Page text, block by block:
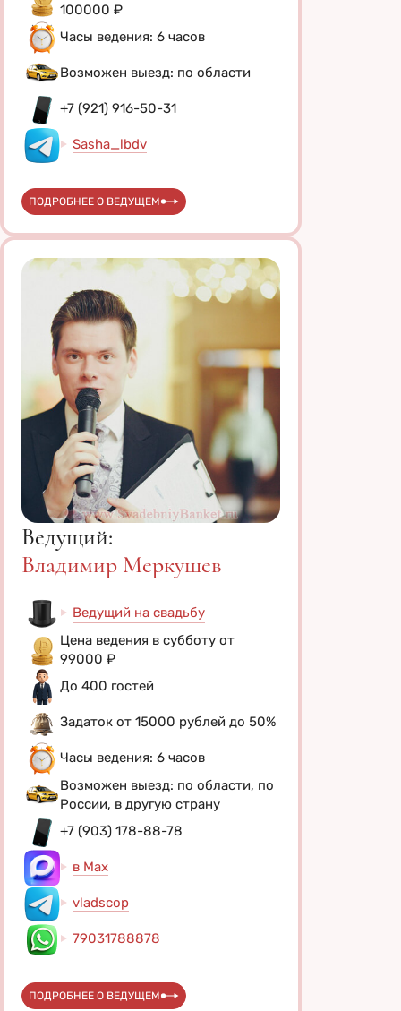
100000 ₽
Часы ведения: 6 часов
Возможен выезд: по области
+7 (921) 916-50-31
Sasha_lbdv
ПОДРОБНЕЕ О ВЕДУЩЕМ
Ведущий:
Владимир Меркушев
Ведущий на свадьбу
Цена ведения в субботу от
99000 ₽
До 400 гостей
Задаток от 15000 рублей до 50%
Часы ведения: 6 часов
Возможен выезд: по области, по
России, в другую страну
+7 (903) 178-88-78
в Max
vladscop
79031788878
ПОДРОБНЕЕ О ВЕДУЩЕМ